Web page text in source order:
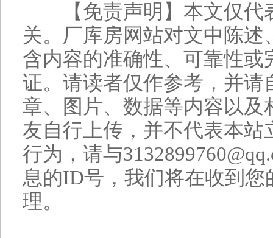
【免责声明】本文仅代
关。厂库房网站对文中陈
含内容的准确性、可靠性
证。请读者仅作参考，并
章、图片、数据等内容以
友自行上传，并不代表本
行为，请与
息的ID号，我们将在收到
理。